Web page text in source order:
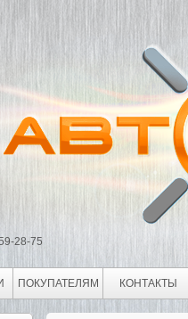
28-75
ПОКУПАТЕЛЯМ КОНТАКТЫ